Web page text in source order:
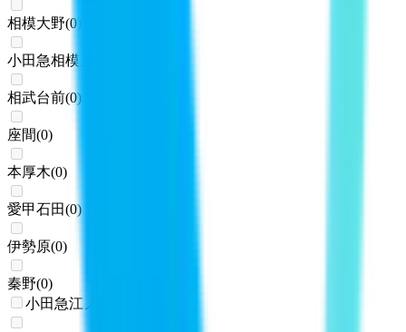
相模大野(0
小田急相模原
相武台前(0)
座間(0)
本厚木(0)
愛甲石田(0)
伊勢原(0)
秦野(0)
小田急江ノ島線